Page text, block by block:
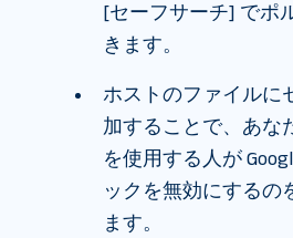
[セーフサーチ] でポ
きます。
ホストのファイルに
加することで、あな
を使用する人が
ックを無効にするの
ます。